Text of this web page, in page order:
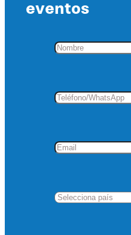
eventos